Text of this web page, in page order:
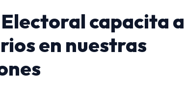
capacita a
en nuestras